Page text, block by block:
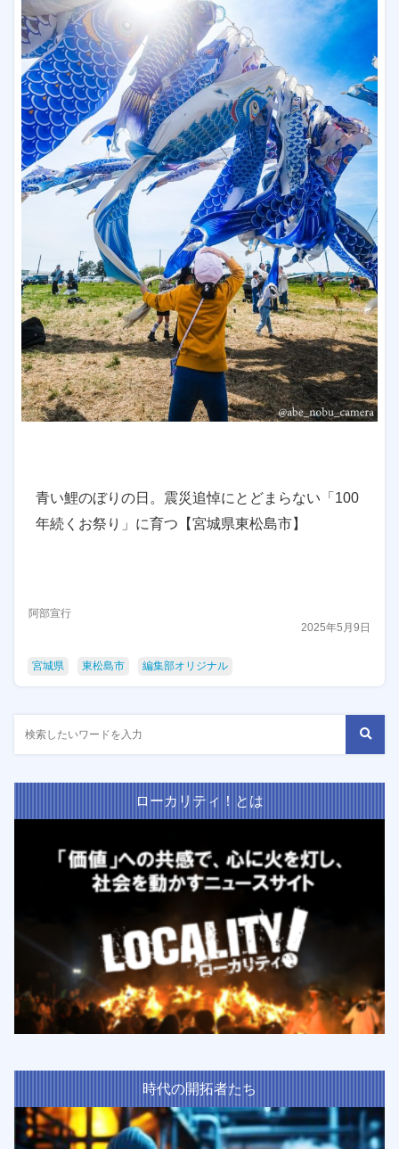
青い鯉のぼりの日。震災追悼にとどまらない「100
年続くお祭り」に育つ【宮城県東松島市】
阿部宣行
2025年5月9日
宮城県 東松島市 編集部オリジナル
ローカリティ！とは
時代の開拓者たち